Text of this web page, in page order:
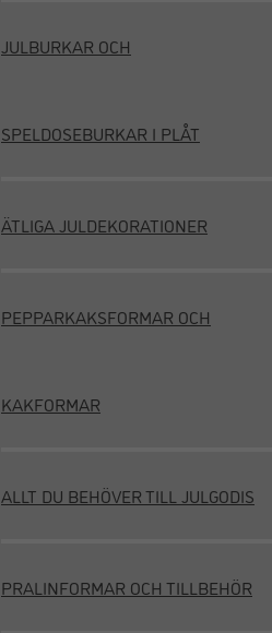
JULBURKAR OCH
SPELDOSEBURKAR I PLÅT
ÄTLIGA JULDEKORATIONER
PEPPARKAKSFORMAR OCH
KAKFORMAR
ALLT DU BEHÖVER TILL JULGODIS
PRALINFORMAR OCH TILLBEHÖR